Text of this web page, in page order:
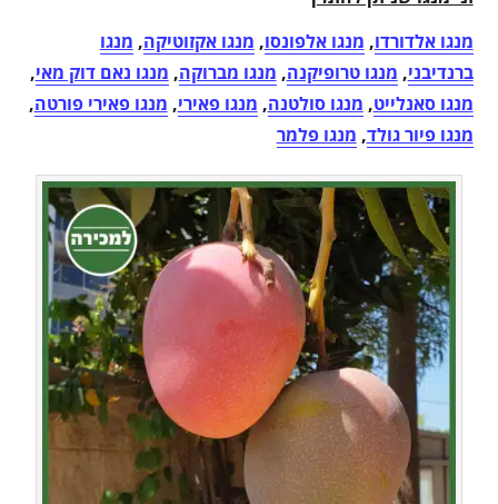
מנגו אלדורדו, מנגו אלפונסו, מנגו אקזוטיקה, מנגו
ברנדיבני, מנגו טרופיקנה, מנגו מברוקה, מנגו נאם דוק מאי,
מנגו סאנלייט, מנגו סולטנה, מנגו פאירי, מנגו פאירי פורטה,
מנגו פיור גולד, מנגו פלמר